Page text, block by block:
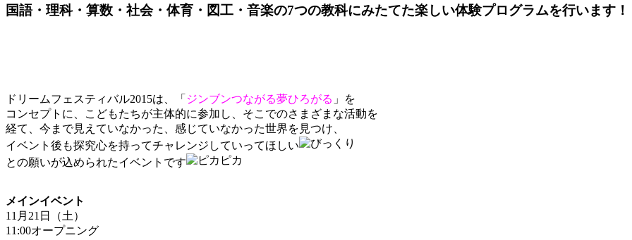
国語・理科・算数・社会・体育・図工・音楽の7つの教科にみたてた楽しい体験プログラムを行います！
ドリームフェスティバル2015は、「 ジンブンつながる夢ひろがる 」を
コンセプトに、こどもたちが主体的に参加し、そこでのさまざまな活動を
経て、今まで見えていなかった、感じていなかった世界を見つけ、
イベント後も探究心を持ってチャレンジしていってほしい
との願いが込められたイベントです
メインイベント
11月21日（土）
11:00オープニング